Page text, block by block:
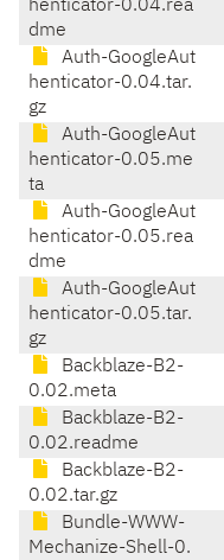
henticator-0.04.rea
dme
Auth-GoogleAut
henticator-0.04.tar.
gz
Auth-GoogleAut
henticator-0.05.me
ta
Auth-GoogleAut
henticator-0.05.rea
dme
Auth-GoogleAut
henticator-0.05.tar.
gz
Backblaze-B2-
0.02.meta
Backblaze-B2-
0.02.readme
Backblaze-B2-
0.02.tar.gz
Bundle-WWW-
Mechanize-Shell-0.